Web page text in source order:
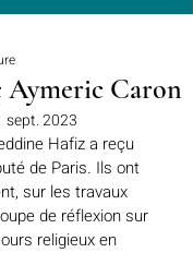
Aymeric Caron
sept. 2023
Hafiz a reçu
de Paris. Ils ont
sur les travaux
de réflexion sur
religieux en